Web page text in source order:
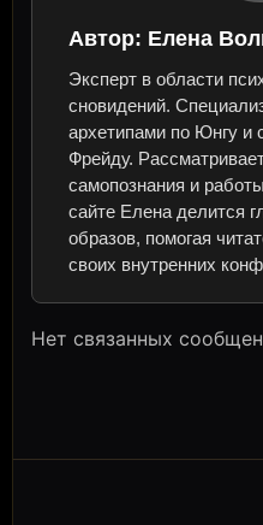
Автор: Елена
Эксперт в области
сновидений.
архетипами по Юнгу и
Фрейду.
самопознания и
сайте Елена делится
образов, помогая
своих внутренних
Нет связанных